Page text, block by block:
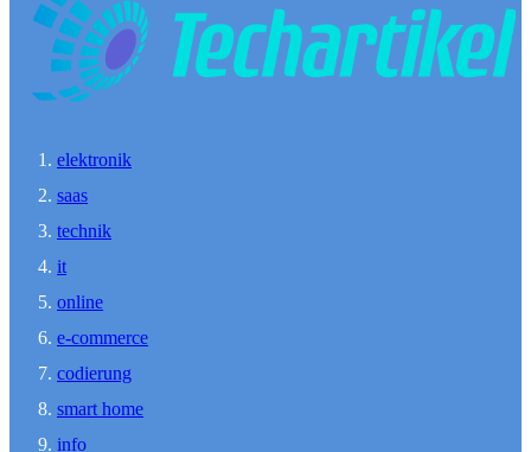
elektronik
saas
technik
it
online
e-commerce
codierung
smart home
info